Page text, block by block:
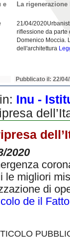
e
La
21/04/
riflessione da parte
Domenico Moccia.
dell'architettura
Pubblicato il: 22/
Inu -
2020
le migliori
di
de il